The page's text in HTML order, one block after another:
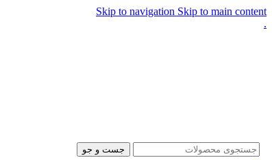
Skip to navigation Skip to main content
.
جست و جو